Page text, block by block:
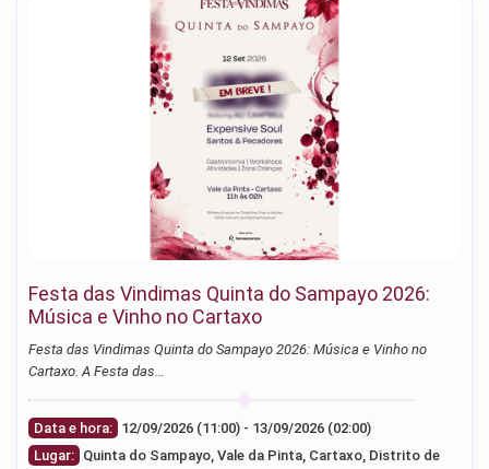
Festa das Vindimas Quinta do Sampayo 2026:
Música e Vinho no Cartaxo
Festa das Vindimas Quinta do Sampayo 2026: Música e Vinho no
Cartaxo. A Festa das…
Data e hora:
12/09/2026 (11:00) - 13/09/2026 (02:00)
Lugar: Quinta do Sampayo, Vale da Pinta, Cartaxo, Distrito de